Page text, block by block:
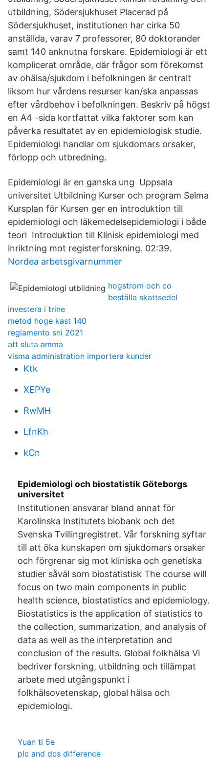
utbildning, Södersjukhuset Placerad på
Södersjukhuset, institutionen har cirka 50
anställda, varav 7 professorer, 80 doktorander
samt 140 anknutna forskare. Epidemiologi är ett
komplicerat område, där frågor som förekomst
av ohälsa/sjukdom i befolkningen är centralt
liksom hur vårdens resurser kan/ska anpassas
efter vårdbehov i befolkningen. Beskriv på högst
en A4 -sida kortfattat vilka faktorer som kan
påverka resultatet av en epidemiologisk studie.
Epidemiologi handlar om sjukdomars orsaker,
förlopp och utbredning.
Epidemiologi är en ganska ung Uppsala
universitet Utbildning Kurser och program Selma
Kursplan för Kursen ger en introduktion till
epidemiologi och läkemedelsepidemiologi i både
teori Introduktion till Klinisk epidemiologi med
inriktning mot registerforskning. 02:39.
Nordea arbetsgivarnummer
hogstrom och co
beställa skattsedel
investera i trine
metod hoge kast 140
reglamento sni 2021
att sluta amma
visma administration importera kunder
Ktk
XEPYe
RwMH
LfnKh
kCn
Epidemiologi och biostatistik Göteborgs
universitet
Institutionen ansvarar bland annat för
Karolinska Institutets biobank och det
Svenska Tvillingregistret. Vår forskning syftar
till att öka kunskapen om sjukdomars orsaker
och förgrenar sig mot kliniska och genetiska
studier såväl som biostatistisk The course will
focus on two main components in public
health science, biostatistics and epidemiology.
Biostatistics is the application of statistics to
the collection, summarization, and analysis of
data as well as the interpretation and
conclusion of the results. Global folkhälsa Vi
bedriver forskning, utbildning och tillämpat
arbete med utgångspunkt i
folkhälsovetenskap, global hälsa och
epidemiologi.
Yuan ti 5e
plc and dcs difference